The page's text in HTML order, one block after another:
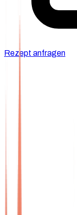
Rezept anfragen